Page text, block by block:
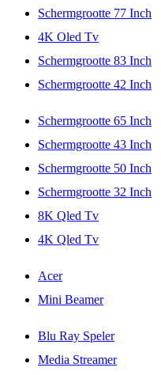
Schermgrootte 77 Inch
4K Oled Tv
Schermgrootte 83 Inch
Schermgrootte 42 Inch
Schermgrootte 65 Inch
Schermgrootte 43 Inch
Schermgrootte 50 Inch
Schermgrootte 32 Inch
8K Qled Tv
4K Qled Tv
Acer
Mini Beamer
Blu Ray Speler
Media Streamer